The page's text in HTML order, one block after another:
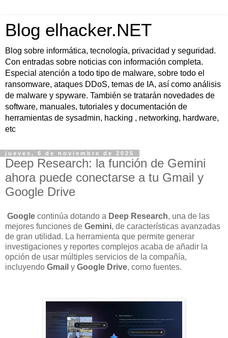
Blog elhacker.NET
Blog sobre informática, tecnología, privacidad y seguridad.
Con entradas sobre noticias con información completa.
Especial atención a todo tipo de malware, sobre todo el
ransomware, ataques DDoS, temas de IA, así como análisis
de malware y spyware. También se tratarán novedades de
software, manuales, tutoriales y documentación de
herramientas de sysadmin, hacking , networking, hardware,
etc
jueves, 6 de noviembre de 2025
Deep Research: la función de Gemini
ahora puede conectarse a tu Gmail y
Google Drive
Google continúa dotando a Deep Research, una de las
mejores funciones de Gemini, de características avanzadas
de gran utilidad. La herramienta que permite generar
investigaciones y reportes complejos acaba de añadir la
opción de usar múltiples servicios de la compañía,
incluyendo Gmail y Google Drive, como fuentes.